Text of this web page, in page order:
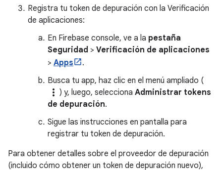
Registra tu token de depuración con la Verificación
de aplicaciones:
En Firebase console, ve a la pestaña
Seguridad > Verificación de aplicaciones
> Apps
.
Busca tu app, haz clic en el menú ampliado (
more_vert ) y, luego, selecciona Administrar tokens
de depuración.
Sigue las instrucciones en pantalla para
registrar tu token de depuración.
Para obtener detalles sobre el proveedor de depuración
(incluido cómo obtener un token de depuración nuevo),